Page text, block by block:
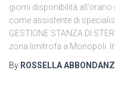
giorni disponibilità all’orario
come assistente di
GESTIONE STANZA DI
zona limitrofa a Monopoli.
By ROSSELLA